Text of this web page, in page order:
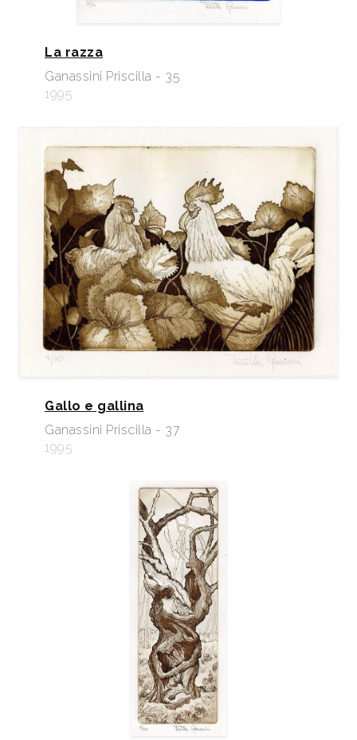
La razza
Ganassini Priscilla - 35
1995
Gallo e gallina
Ganassini Priscilla - 37
1995